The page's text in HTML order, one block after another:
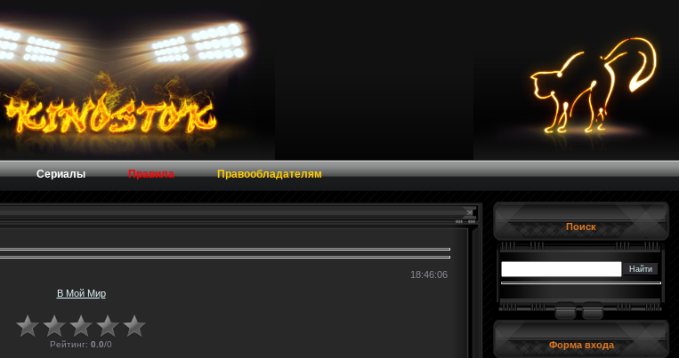
Сериалы Правила Правообладателям
18:46:06
В Мой Мир
Рейтинг: 0.0/0
Поиск
Форма входа